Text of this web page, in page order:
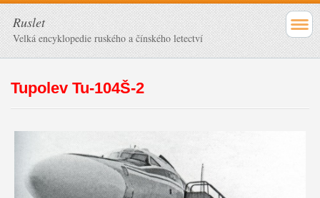
Ruslet
Velká encyklopedie ruského a čínského letectví
Tupolev Tu-104Š-2